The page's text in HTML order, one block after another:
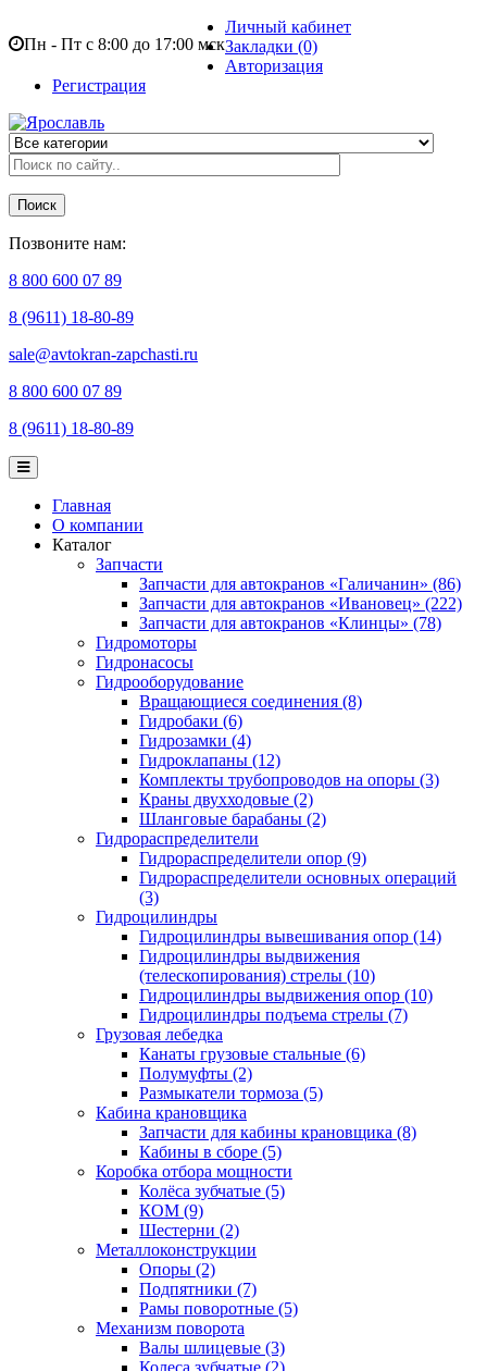
Пн - Пт с 8:00 до 17:00 мск
Личный кабинет
Закладки (0)
Авторизация
Регистрация
Поиск
Позвоните нам:
8 800 600 07 89
8 (9611) 18-80-89
sale@avtokran-zapchasti.ru
8 800 600 07 89
8 (9611) 18-80-89
Главная
О компании
Каталог
Запчасти
Запчасти для автокранов «Галичанин» (86)
Запчасти для автокранов «Ивановец» (222)
Запчасти для автокранов «Клинцы» (78)
Гидромоторы
Гидронасосы
Гидрооборудование
Вращающиеся соединения (8)
Гидробаки (6)
Гидрозамки (4)
Гидроклапаны (12)
Комплекты трубопроводов на опоры (3)
Краны двухходовые (2)
Шланговые барабаны (2)
Гидрораспределители
Гидрораспределители опор (9)
Гидрораспределители основных операций
(3)
Гидроцилиндры
Гидроцилиндры вывешивания опор (14)
Гидроцилиндры выдвижения
(телескопирования) стрелы (10)
Гидроцилиндры выдвижения опор (10)
Гидроцилиндры подъема стрелы (7)
Грузовая лебедка
Канаты грузовые стальные (6)
Полумуфты (2)
Размыкатели тормоза (5)
Кабина крановщика
Запчасти для кабины крановщика (8)
Кабины в сборе (5)
Коробка отбора мощности
Колёса зубчатые (5)
КОМ (9)
Шестерни (2)
Металлоконструкции
Опоры (2)
Подпятники (7)
Рамы поворотные (5)
Механизм поворота
Валы шлицевые (3)
Колеса зубчатые (2)